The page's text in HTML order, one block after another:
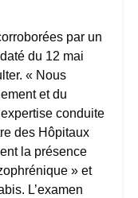
par un
du 12 mai
« Nous
et du
conduite
des Hôpitaux
la présence
» et
L’examen